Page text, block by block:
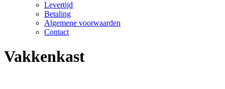
Levertijd
Betaling
Algemene voorwaarden
Contact
Vakkenkast